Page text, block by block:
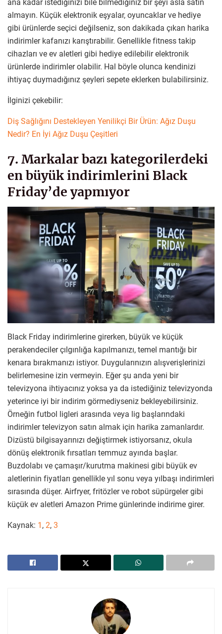
ana kadar istediğinizi bile bilmediğiniz bir şeyi asla satın
almayın. Küçük elektronik eşyalar, oyuncaklar ve hediye
gibi ürünlerde seçici değilseniz, son dakikada çıkan harika
indirimler kafanızı karıştırabilir. Genellikle fitness takip
cihazları ve ev aletleri gibi hediye edilebilir elektronik
ürünlerde indirimler olabilir. Hal böyle olunca kendinizi
ihtiyaç duymadığınız şeyleri sepete eklerken bulabilirsiniz.
İlginizi çekebilir:
Diş Sağlığını Destekleyen Yenilikçi Bir Ürün: Ağız Duşu
Nedir? En İyi Ağız Duşu Çeşitleri
7. Markalar bazı kategorilerdeki
en büyük indirimlerini Black
Friday’de yapmıyor
Black Friday indirimlerine girerken, büyük ve küçük
perakendeciler çılgınlığa kapılmanızı, temel mantığı bir
kenara bırakmanızı istiyor. Duygularınızın alışverişlerinizi
belirlemesine izin vermeyin. Eğer şu anda yeni bir
televizyona ihtiyacınız yoksa ya da istediğiniz televizyonda
yeterince iyi bir indirim görmediyseniz bekleyebilirsiniz.
Örneğin futbol ligleri arasında veya lig başlarındaki
indirimler televizyon satın almak için harika zamanlardır.
Dizüstü bilgisayarınızı değiştirmek istiyorsanız, okula
dönüş elektronik fırsatları temmuz ayında başlar.
Buzdolabı ve çamaşır/kurutma makinesi gibi büyük ev
aletlerinin fiyatları genellikle yıl sonu veya yılbaşı indirimleri
sırasında düşer. Airfryer, fritözler ve robot süpürgeler gibi
küçük ev aletleri Amazon Prime günlerinde indirime girer.
Kaynak: 1 , 2, 3